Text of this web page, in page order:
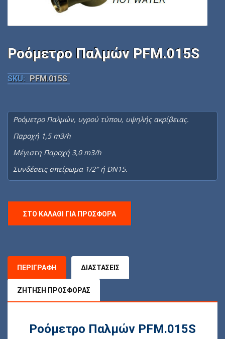
Ροόμετρο Παλμών PFM.015S
SKU: PFM.015S
Ροόμετρο Παλμών, υγρού τύπου, υψηλής ακρίβειας.
Παροχή 1,5 m3/h
Μέγιστη Παροχή 3,0 m3/h
Συνδέσεις σπείρωμα 1/2″ ή DN15.
ΣΤΟ ΚΑΛΆΘΙ ΓΙΑ ΠΡΟΣΦΟΡΆ
ΠΕΡΙΓΡΑΦΉ ΔΙΑΣΤΆΣΕΙΣ
ΖΉΤΗΣΗ ΠΡΟΣΦΟΡΆΣ
Ροόμετρο Παλμών PFM.015S